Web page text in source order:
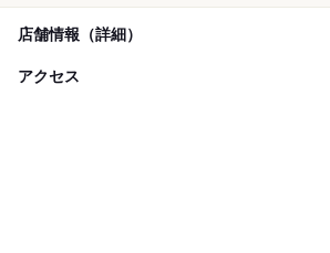
店舗情報（詳細）
アクセス